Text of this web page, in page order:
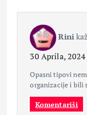
Rini
30 Aprila,
Opasni tipovi
organizacije i bili
Komentariši